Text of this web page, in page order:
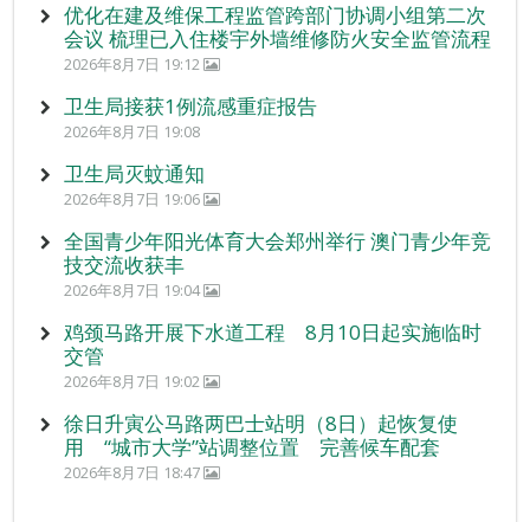
优化在建及维保工程监管跨部门协调小组第二次
会议 梳理已入住楼宇外墙维修防火安全监管流程
2026年8月7日 19:12
卫生局接获1例流感重症报告
2026年8月7日 19:08
卫生局灭蚊通知
2026年8月7日 19:06
全国青少年阳光体育大会郑州举行 澳门青少年竞
技交流收获丰
2026年8月7日 19:04
鸡颈马路开展下水道工程 8月10日起实施临时
交管
2026年8月7日 19:02
徐日升寅公马路两巴士站明（8日）起恢复使
用 “城市大学”站调整位置 完善候车配套
2026年8月7日 18:47